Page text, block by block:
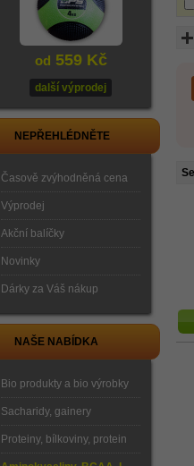
od 559 Kč
další výprodej
NEPŘEHLÉDNĚTE
Časově zvýhodněná cena
Výprodej
Akční balíčky
Novinky
Dárky za Váš nákup
NAŠE NABÍDKA
Bio produkty a bio výrobky
Sacharidy, gainery
Proteiny, bílkoviny, protein